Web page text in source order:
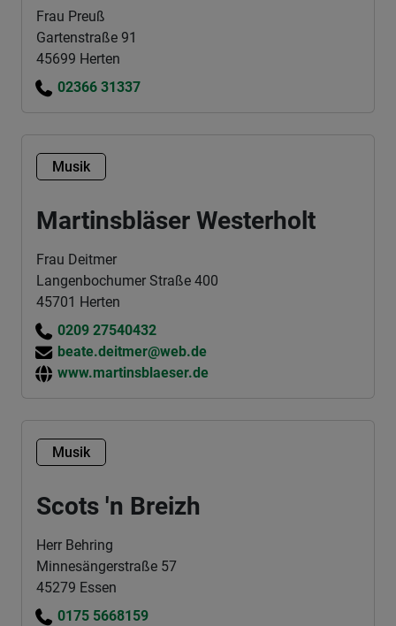
Frau Preuß
Gartenstraße 91
45699 Herten
02366 31337
Musik
Martinsbläser Westerholt
Frau Deitmer
Langenbochumer Straße 400
45701 Herten
0209 27540432
beate.deitmer@web.de
www.martinsblaeser.de
Musik
Scots 'n Breizh
Herr Behring
Minnesängerstraße 57
45279 Essen
0175 5668159